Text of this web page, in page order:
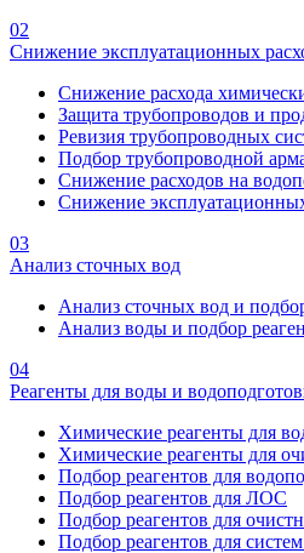
02
Снижение эксплуатационных
Снижение расхода
Защита трубопроводов и
Ревизия трубопроводных
Подбор трубопроводной
Снижение расходов на
Снижение
03
Анализ сточных вод
Анализ сточных вод и
Анализ воды и подбор
04
Реагенты для воды и
Химические реагенты для
Химические реагенты для
Подбор реагентов для
Подбор реагентов для ЛОС
Подбор реагентов для
Подбор реагентов для